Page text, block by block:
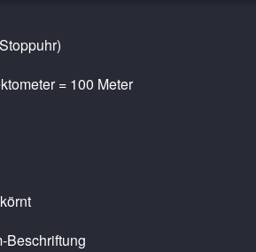
= 100 Meter
Beschriftung